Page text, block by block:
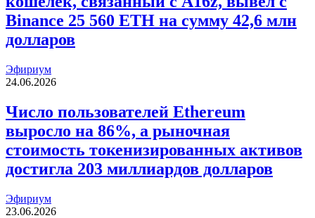
Binance 25 560 ETH на сумму 42,6 млн
долларов
Эфириум
24.06.2026
Число пользователей Ethereum
выросло на 86%, а рыночная
стоимость токенизированных активов
достигла 203 миллиардов долларов
Эфириум
23.06.2026